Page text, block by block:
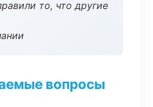
то, что другие
вопросы